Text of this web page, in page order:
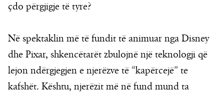
çdo përgjigje të tyre?
Në spektaklin më të fundit të animuar nga Disney
dhe Pixar, shkencëtarët zbulojnë një teknologji që
lejon ndërgjegjen e njerëzve të “kapërcejë” te
kafshët. Kështu, njerëzit më në fund mund ta